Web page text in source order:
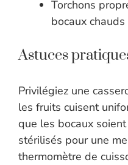
Torchons
bocaux chauds
Astuces
Privilégiez une
les fruits cuisent
que les bocaux
stérilisés pour une
thermomètre de